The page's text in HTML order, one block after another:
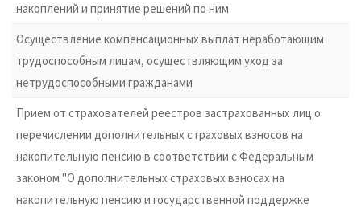
накоплений и принятие решений по ним
Осуществление компенсационных выплат неработающим
трудоспособным лицам, осуществляющим уход за
нетрудоспособными гражданами
Прием от страхователей реестров застрахованных лиц о
перечислении дополнительных страховых взносов на
накопительную пенсию в соответствии с Федеральным
законом "О дополнительных страховых взносах на
накопительную пенсию и государственной поддержке